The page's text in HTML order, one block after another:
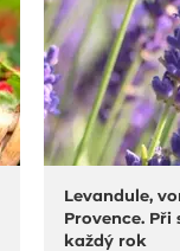
Levandule,
Provence.
každý rok